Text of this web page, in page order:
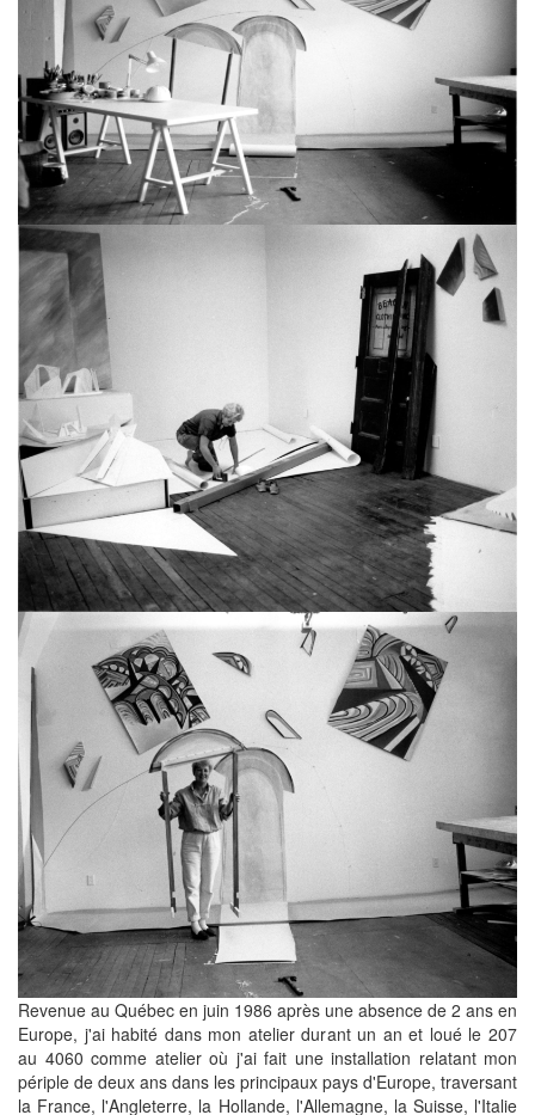
Revenue au Québec en juin 1986 après une absence de 2 ans en
Europe, j'ai habité dans mon atelier durant un an et loué le 207
au 4060 comme atelier où j'ai fait une installation relatant mon
périple de deux ans dans les principaux pays d'Europe, traversant
la France, l'Angleterre, la Hollande, l'Allemagne, la Suisse, l'Italie